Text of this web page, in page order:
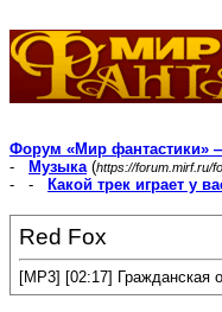
Форум «Мир фантастики»
-
Музыка(https://forum.mirf.ru/
- -
Какой трек играет у
Red Fox
[MP3] [02:17] Гражданская